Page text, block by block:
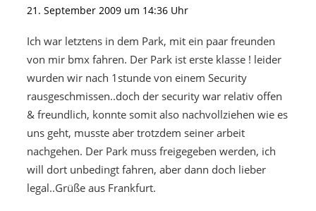
21. September 2009 um 14:36 Uhr
Ich war letztens in dem Park, mit ein paar freunden
von mir bmx fahren. Der Park ist erste klasse ! leider
wurden wir nach 1stunde von einem Security
rausgeschmissen..doch der security war relativ offen
& freundlich, konnte somit also nachvollziehen wie es
uns geht, musste aber trotzdem seiner arbeit
nachgehen. Der Park muss freigegeben werden, ich
will dort unbedingt fahren, aber dann doch lieber
legal..Grüße aus Frankfurt.